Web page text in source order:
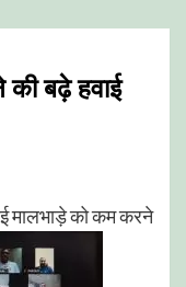
की बढ़े हवाई
मालभाड़े को कम करने